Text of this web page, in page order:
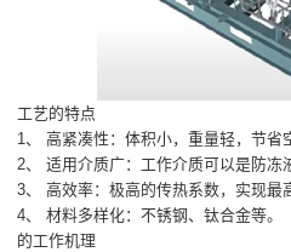
工艺的特点
1、 高紧凑性：体积小，重量轻，节省
2、 适用介质广：工作介质可以是防冻
3、 高效率：极高的传热系数，实现最
4、 材料多样化：不锈钢、钛合金等。
的工作机理